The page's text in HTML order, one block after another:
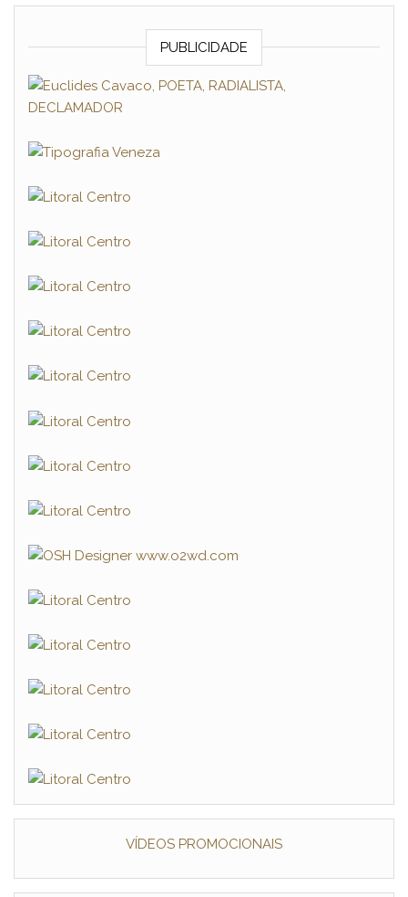
PUBLICIDADE
VÍDEOS PROMOCIONAIS